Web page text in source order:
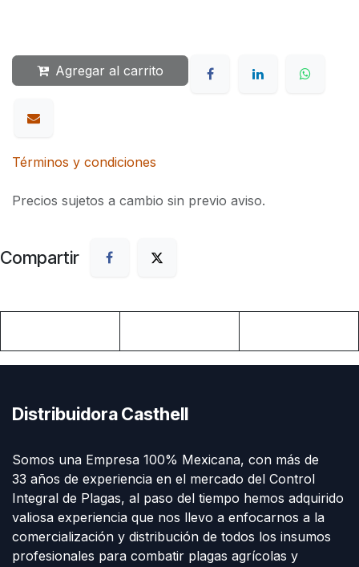
Agregar al carrito
Términos y condiciones
Precios sujetos a cambio sin previo aviso.
Compartir
Distribuidora Casthell
Somos una Empresa 100% Mexicana, con más de
33 años de experiencia en el mercado del Control
Integral de Plagas, al paso del tiempo hemos adquirido
valiosa experiencia que nos llevo a enfocarnos a la
comercialización y distribución de todos los insumos
profesionales para combatir plagas agrícolas y